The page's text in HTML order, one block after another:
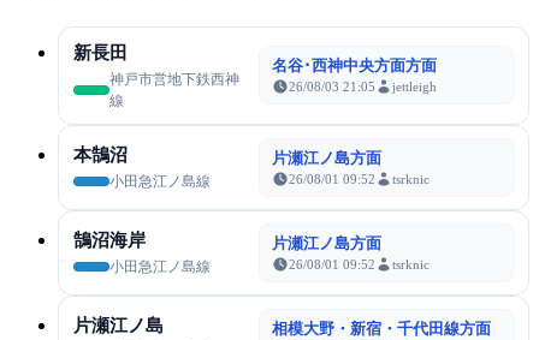
新長田
神戸市営地下鉄西神
線
名谷･西神中央方面方面
26/08/03 21:05 jettleigh
本鵠沼
小田急江ノ島線
片瀬江ノ島方面
26/08/01 09:52 tsrknic
鵠沼海岸
小田急江ノ島線
片瀬江ノ島方面
26/08/01 09:52 tsrknic
片瀬江ノ島 相模大野・新宿・千代田線方面